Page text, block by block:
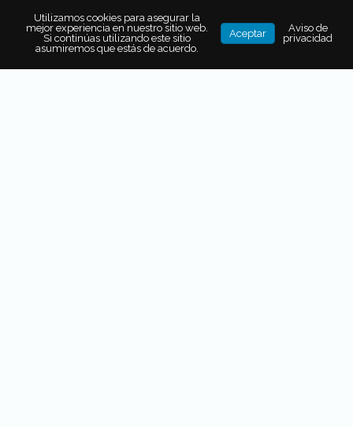
Dominicana?
Los paisajes de República Dominicana van desde los
Utilizamos cookies para asegurar la
mejor experiencia en nuestro sitio web.
Si continúas utilizando este sitio
asumiremos que estás de acuerdo.
Aceptar
Aviso de
privacidad